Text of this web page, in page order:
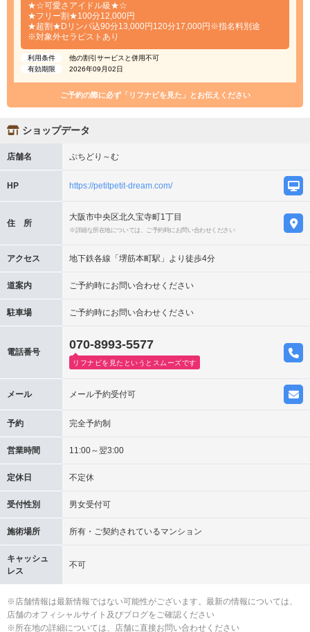
★☆可愛さアイドル級★☆
★フリー割★100分12,000円
★超割★Dリンパ込90分13,000円120分17,000円※指名料別途
※対象外セラピストあり
利用条件
他の割引サービスと併用不可
有効期限
2026年09月02日
ご予約の際に必ず「リフナビを見た」とお伝えください
ショップデータ
店舗名 ぷちどり～む
HP https://petitpetit-dream.com/
住 所
大阪市中央区北久宝寺町1丁目
※詳細な所在地については、ご予約時にお問い合わせください
アクセス 地下鉄各線「堺筋本町駅」より徒歩4分
道案内 ご予約時にお問い合わせください
駐車場 ご予約時にお問い合わせください
電話番号
070-8993-5577
リフナビを見たというとスムーズです
メール メール予約受付可
予約 完全予約制
営業時間 11:00～翌3:00
定休日 不定休
受付性別 男女受付可
施術場所 所有・ご契約されているマンション
キャッシュ
レス
不可
※店舗情報は最新情報ではない可能性がございます。最新の情報については、
店舗のオフィシャルサイト及びブログをご確認ください
※所在地の詳細については、店舗に直接お問い合わせください